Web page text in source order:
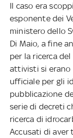
Il caso era
esponente dei
ministero dello
Di Maio, a fine
per la ricerca
attivisti si
ufficiale per gli
pubblicazione
serie di decreti
ricerca di
Accusati di aver